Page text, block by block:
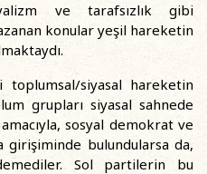
ve tarafsızlık gibi
konular yeşil hareketin
toplumsal/siyasal hareketin
grupları siyasal sahnede
sosyal demokrat ve
bulundularsa da,
Sol partilerin bu